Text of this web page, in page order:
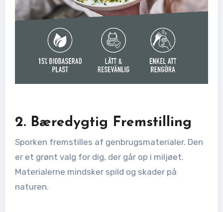
2. Bæredygtig Fremstilling
Sporken fremstilles af genbrugsmaterialer. Den
er et grønt valg for dig, der går op i miljøet.
Materialerne mindsker spild og skader på
naturen.